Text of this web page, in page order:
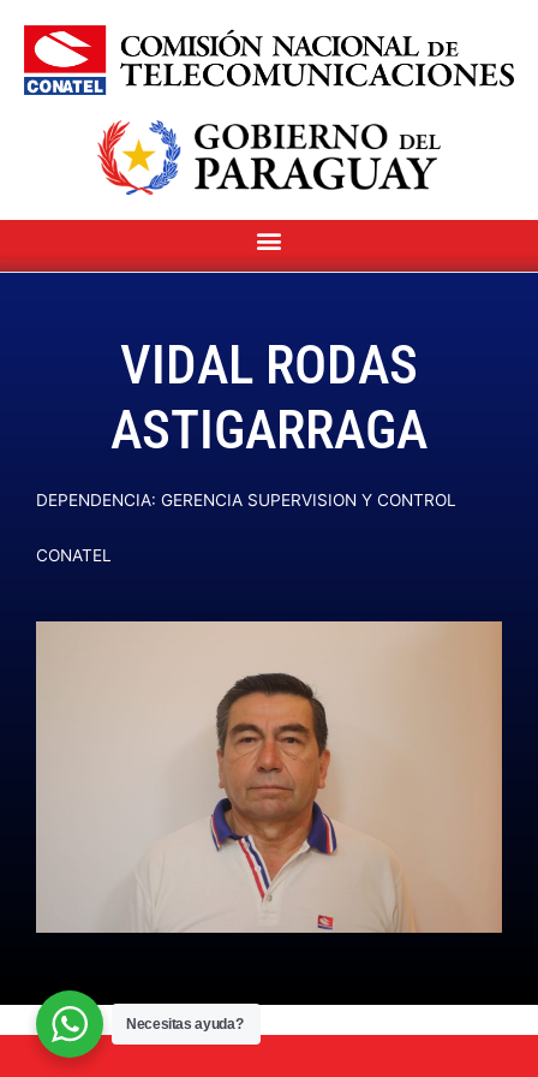
VIDAL RODAS
ASTIGARRAGA
DEPENDENCIA: GERENCIA SUPERVISION Y CONTROL
CONATEL
Necesitas ayuda?